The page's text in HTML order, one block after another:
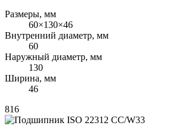
Размеры, мм
60×130×46
Внутренний диаметр, мм
60
Наружный диаметр, мм
130
Ширина, мм
46
816